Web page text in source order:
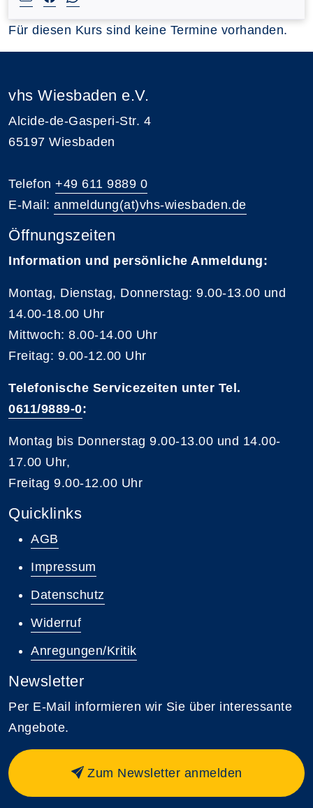
Für diesen Kurs sind keine Termine vorhanden.
vhs Wiesbaden e.V.
Alcide-de-Gasperi-Str. 4
65197 Wiesbaden
Telefon +49 611 9889 0
E-Mail: anmeldung(at)vhs-wiesbaden.de
Öffnungszeiten
Information und persönliche Anmeldung:
Montag, Dienstag, Donnerstag: 9.00-13.00 und
14.00-18.00 Uhr
Mittwoch: 8.00-14.00 Uhr
Freitag: 9.00-12.00 Uhr
Telefonische Servicezeiten unter Tel.
0611/9889-0:
Montag bis Donnerstag 9.00-13.00 und 14.00-
17.00 Uhr,
Freitag 9.00-12.00 Uhr
Quicklinks
AGB
Impressum
Datenschutz
Widerruf
Anregungen/Kritik
Newsletter
Per E-Mail informieren wir Sie über interessante
Angebote.
Zum Newsletter anmelden